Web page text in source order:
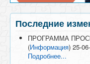
Последние
ПРОГРАММА
(Информация) 25-
Подробнее...